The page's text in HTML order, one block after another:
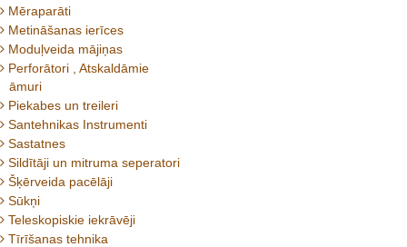
Mēraparāti
Metināšanas ierīces
Moduļveida mājiņas
Perforātori , Atskaldāmie
āmuri
Piekabes un treileri
Santehnikas Instrumenti
Sastatnes
Sildītāji un mitruma seperatori
Šķērveida pacēlāji
Sūkņi
Teleskopiskie iekrāvēji
Tīrīšanas tehnika